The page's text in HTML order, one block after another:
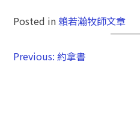
Posted in 賴若瀚牧師文章
Previous: 約拿書